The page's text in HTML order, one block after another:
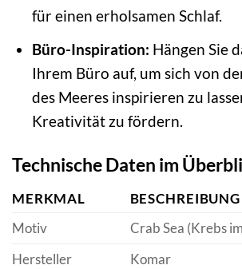
für einen erholsamen Schlaf.
Büro-Inspiration: Hängen Sie
Ihrem Büro auf, um sich von
des Meeres inspirieren zu
Kreativität zu fördern.
Technische Daten im
MERKMAL
BESCHREIBUNG
Motiv
Crab Sea (Krebs
Hersteller
Komar